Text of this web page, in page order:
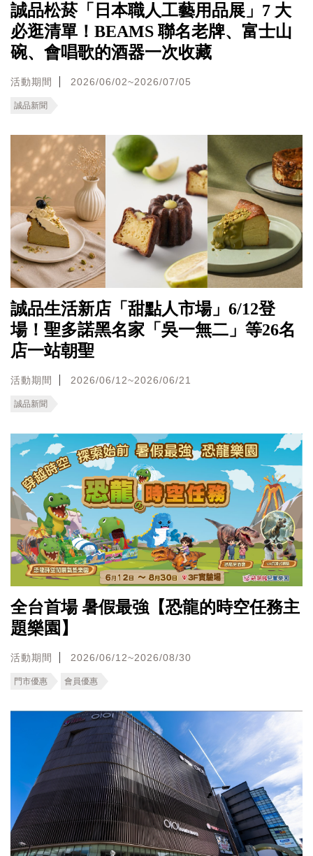
誠品松菸「日本職人工藝用品展」7 大
必逛清單！BEAMS 聯名老牌、富士山
碗、會唱歌的酒器一次收藏
活動期間 2026/06/02~2026/07/05
誠品新聞
誠品生活新店「甜點人市場」6/12登
場！聖多諾黑名家「吳一無二」等26名
店一站朝聖
活動期間 2026/06/12~2026/06/21
誠品新聞
全台首場 暑假最強【恐龍的時空任務主
題樂園】
活動期間 2026/06/12~2026/08/30
門市優惠 會員優惠